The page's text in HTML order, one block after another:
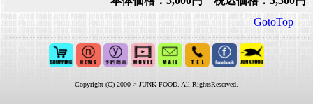
GotoTop
Copyright (C) 2000-> JUNK FOOD. All RightsReserved.